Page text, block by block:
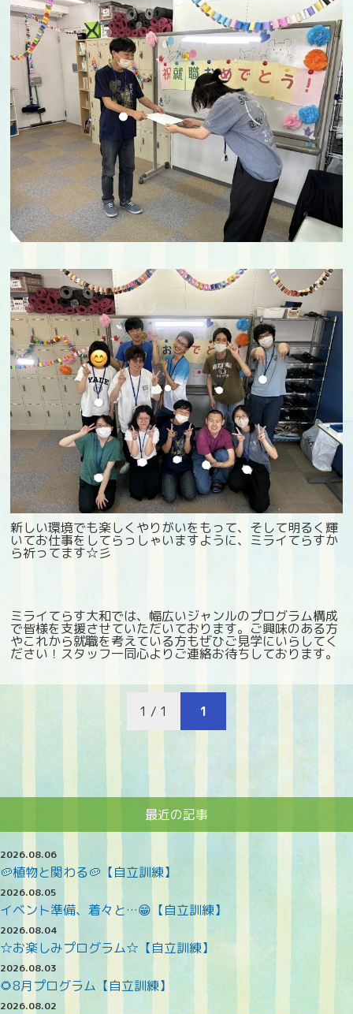
新しい環境でも楽しくやりがいをもって、そして明るく輝
いてお仕事をしてらっしゃいますように、ミライてらすか
ら祈ってます☆彡
ミライてらす大和では、幅広いジャンルのプログラム構成
で皆様を支援させていただいております。ご興味のある方
やこれから就職を考えている方もぜひご見学にいらしてく
ださい！スタッフ一同心よりご連絡お待ちしております。
1 / 1 1
最近の記事
2026.08.06
🥔植物と関わる🥔【自立訓練】
2026.08.05
イベント準備、着々と…😁【自立訓練】
2026.08.04
☆お楽しみプログラム☆【自立訓練】
2026.08.03
🌻8月プログラム【自立訓練】
2026.08.02